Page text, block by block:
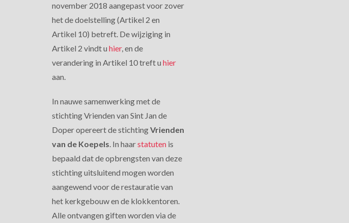
november 2018 aangepast voor zover
het de doelstelling (Artikel 2 en
Artikel 10) betreft. De wijziging in
Artikel 2 vindt u hier, en de
verandering in Artikel 10 treft u hier
aan.
In nauwe samenwerking met de
stichting Vrienden van Sint Jan de
Doper opereert de stichtingVrienden
van de Koepels. In haarstatuten is
bepaald dat de opbrengsten van deze
stichting uitsluitend mogen worden
aangewend voor de restauratie van
het kerkgebouw en de klokkentoren.
Alle ontvangen giften worden via de